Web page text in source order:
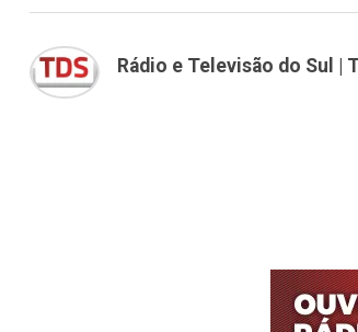
Rádio e Televisão do Sul |